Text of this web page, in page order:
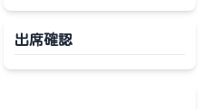
出席確認